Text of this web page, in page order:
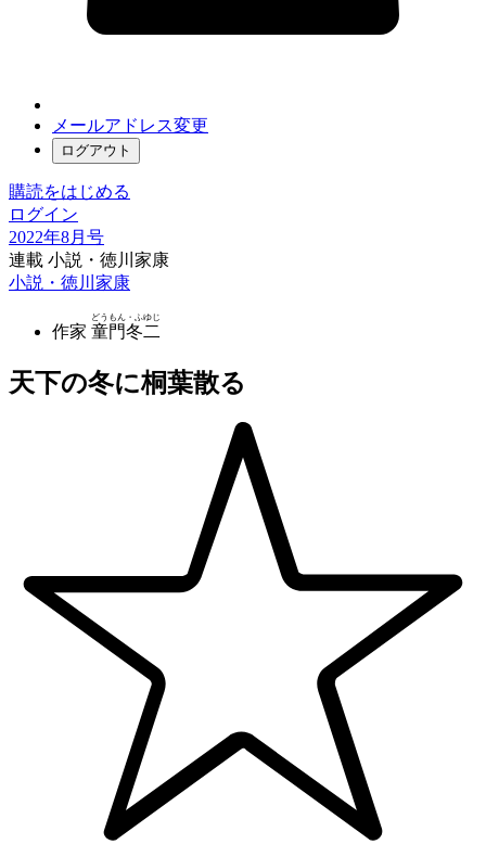
メールアドレス変更
ログアウト
購読をはじめる
ログイン
2022年8月号
連載 小説・徳川家康
小説・徳川家康
作家 童門冬二
どうもん・ふゆじ
天下の冬に桐葉散る